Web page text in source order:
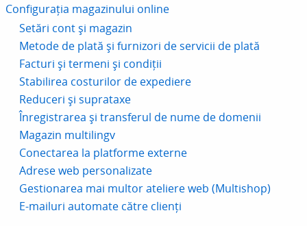
Configurația magazinului online
Setări cont și magazin
Metode de plată și furnizori de servicii de plată
Facturi și termeni și condiții
Stabilirea costurilor de expediere
Reduceri și suprataxe
Înregistrarea și transferul de nume de domenii
Magazin multilingv
Conectarea la platforme externe
Adrese web personalizate
Gestionarea mai multor ateliere web (Multishop)
E-mailuri automate către clienți